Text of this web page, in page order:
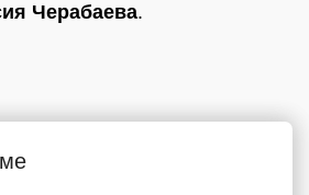
Черабаева.